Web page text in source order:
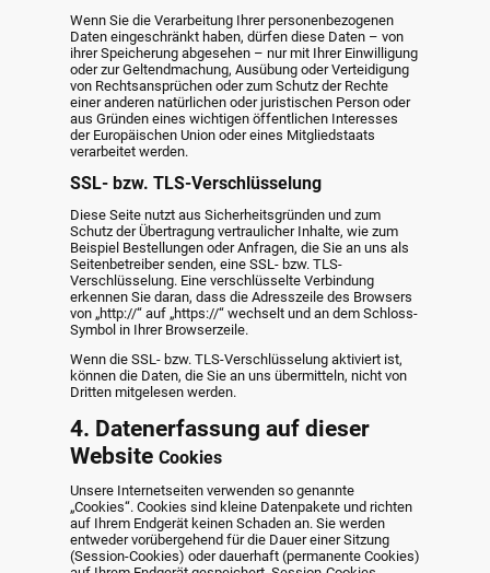
Wenn Sie die Verarbeitung Ihrer personenbezogenen
Daten eingeschränkt haben, dürfen diese Daten – von
ihrer Speicherung abgesehen – nur mit Ihrer Einwilligung
oder zur Geltendmachung, Ausübung oder Verteidigung
von Rechtsansprüchen oder zum Schutz der Rechte
einer anderen natürlichen oder juristischen Person oder
aus Gründen eines wichtigen öffentlichen Interesses
der Europäischen Union oder eines Mitgliedstaats
verarbeitet werden.
SSL- bzw. TLS-Verschlüsselung
Diese Seite nutzt aus Sicherheitsgründen und zum
Schutz der Übertragung vertraulicher Inhalte, wie zum
Beispiel Bestellungen oder Anfragen, die Sie an uns als
Seitenbetreiber senden, eine SSL- bzw. TLS-
Verschlüsselung. Eine verschlüsselte Verbindung
erkennen Sie daran, dass die Adresszeile des Browsers
von „http://“ auf „https://“ wechselt und an dem Schloss-
Symbol in Ihrer Browserzeile.
Wenn die SSL- bzw. TLS-Verschlüsselung aktiviert ist,
können die Daten, die Sie an uns übermitteln, nicht von
Dritten mitgelesen werden.
4. Datenerfassung auf dieser
Website Cookies
Unsere Internetseiten verwenden so genannte
„Cookies“. Cookies sind kleine Datenpakete und richten
auf Ihrem Endgerät keinen Schaden an. Sie werden
entweder vorübergehend für die Dauer einer Sitzung
(Session-Cookies) oder dauerhaft (permanente Cookies)